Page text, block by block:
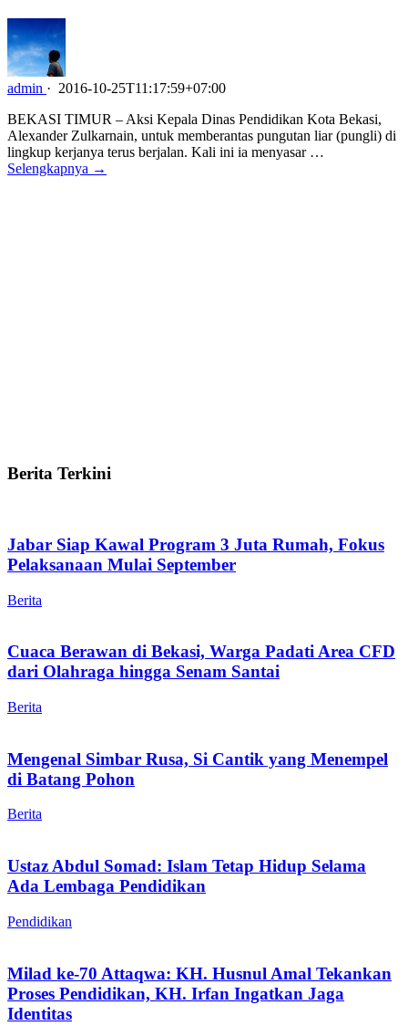
admin · 2016-10-25T11:17:59+07:00
BEKASI TIMUR – Aksi Kepala Dinas Pendidikan Kota Bekasi,
Alexander Zulkarnain, untuk memberantas pungutan liar (pungli) di
lingkup kerjanya terus berjalan. Kali ini ia menyasar …
Selengkapnya →
Berita Terkini
Jabar Siap Kawal Program 3 Juta Rumah, Fokus
Pelaksanaan Mulai September
Berita
Cuaca Berawan di Bekasi, Warga Padati Area CFD
dari Olahraga hingga Senam Santai
Berita
Mengenal Simbar Rusa, Si Cantik yang Menempel
di Batang Pohon
Berita
Ustaz Abdul Somad: Islam Tetap Hidup Selama
Ada Lembaga Pendidikan
Pendidikan
Milad ke-70 Attaqwa: KH. Husnul Amal Tekankan
Proses Pendidikan, KH. Irfan Ingatkan Jaga
Identitas